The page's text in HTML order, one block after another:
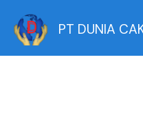
content
PT DUNIA